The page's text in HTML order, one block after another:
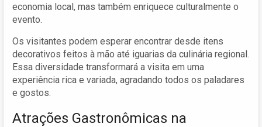
economia local, mas também enriquece culturalmente o
evento.
Os visitantes podem esperar encontrar desde itens
decorativos feitos à mão até iguarias da culinária regional.
Essa diversidade transformará a visita em uma
experiência rica e variada, agradando todos os paladares
e gostos.
Atrações Gastronômicas na